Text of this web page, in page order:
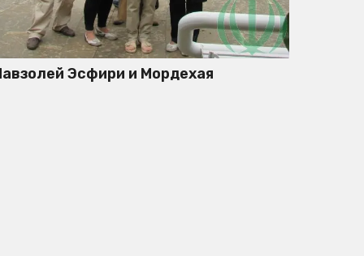
Эсфири и Мордехая